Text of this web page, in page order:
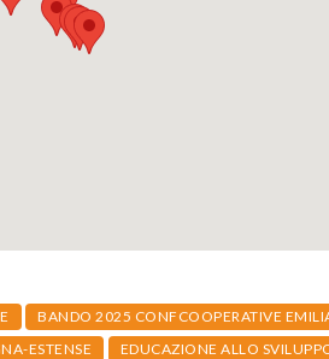
BANDO 2025 CONFCOOPERATIVE
ESTENSE
EDUCAZIONE ALLO